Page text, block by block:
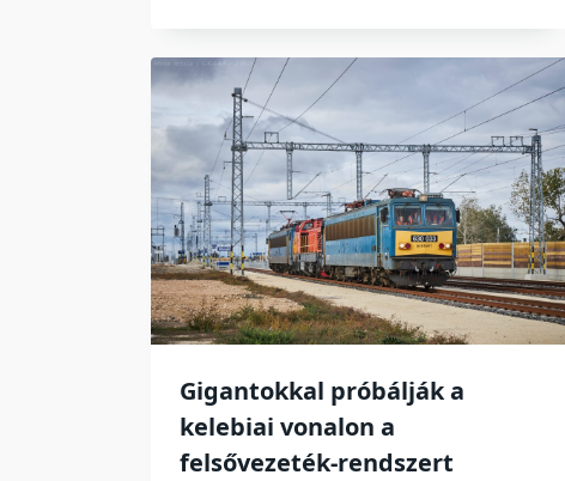
Gigantokkal próbálják a
kelebiai vonalon a
felsővezeték-rendszert